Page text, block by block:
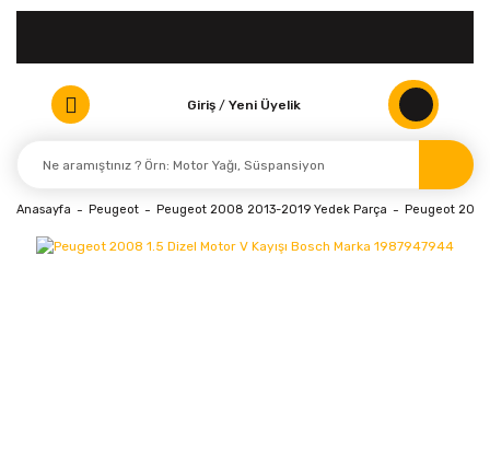
Giriş / Yeni Üyelik
Anasayfa Peugeot Peugeot 2008 2013-2019 Yedek Parça Peugeot